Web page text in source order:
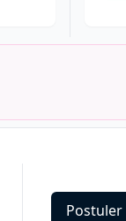
Postuler